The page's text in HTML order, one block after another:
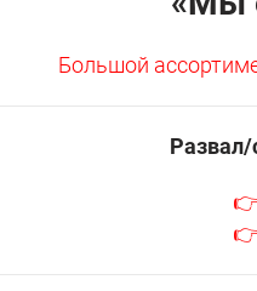
Большой
Развал/